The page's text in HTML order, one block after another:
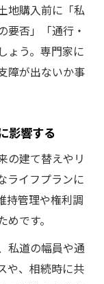
地購入前に「私
要否」「通行・
ょう。専門家に
障が出ないか事
影響する
の建て替えやリ
ライフプランに
持管理や権利調
です。
私道の幅員や通
や、相続時に共